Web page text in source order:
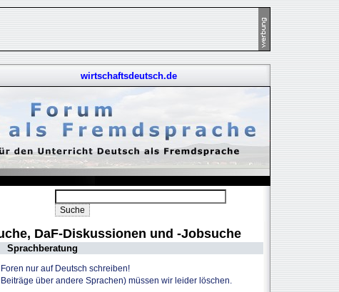
wirtschaftsdeutsch.de
DaF-Diskussionen und -Jobsuche
Sprachberatung
nur auf Deutsch schreiben!
über andere Sprachen) müssen wir leider löschen.